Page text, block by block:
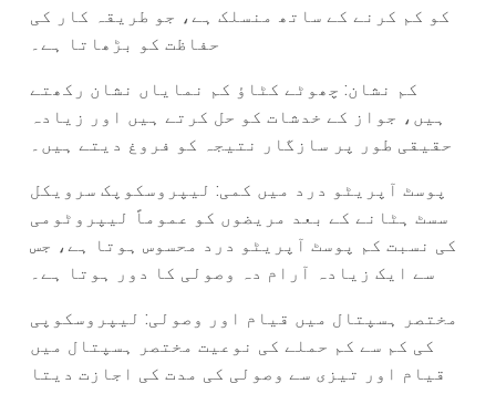
کو کم کرنے کے ساتھ منسلک ہے، جو طریقہ کار کی
حفاظت کو بڑھاتا ہے۔
کم نشان: چھوٹے کٹاؤ کم نمایاں نشان رکھتے
ہیں، جواز کے خدشات کو حل کرتے ہیں اور زیادہ
حقیقی طور پر سازگار نتیجہ کو فروغ دیتے ہیں۔
پوسٹ آپریٹو درد میں کمی: لیپروسکوپک سرویکل
سسٹ ہٹانے کے بعد مریضوں کو عموماً لیپروٹومی
کی نسبت کم پوسٹ آپریٹو درد محسوس ہوتا ہے، جس
سے ایک زیادہ آرام دہ وصولی کا دور ہوتا ہے۔
مختصر ہسپتال میں قیام اور وصولی: لیپروسکوپی
کی کم سے کم حملے کی نوعیت مختصر ہسپتال میں
قیام اور تیزی سے وصولی کی مدت کی اجازت دیتا